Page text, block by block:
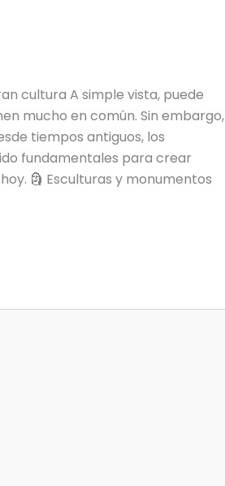
cultura A simple vista, puede
mucho en común. Sin embargo,
tiempos antiguos, los
fundamentales para crear
🗿 Esculturas y monumentos